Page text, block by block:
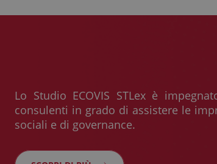
Lo Studio ECOVIS STLex è
consulenti in grado di assistere le
sociali e di governance.